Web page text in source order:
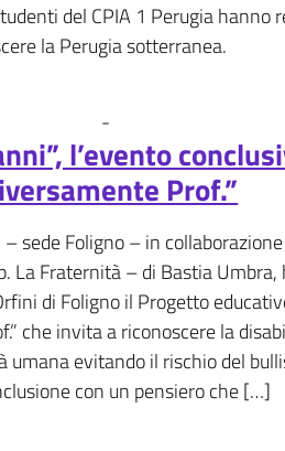
del CPIA 1 Perugia hanno
la Perugia sotterranea.
-
l’evento
Prof.”
– sede Foligno – in
La Fraternità – di Bastia
di Foligno il Progetto
che invita a riconoscere la
umana evitando il rischio del
con un pensiero che […]